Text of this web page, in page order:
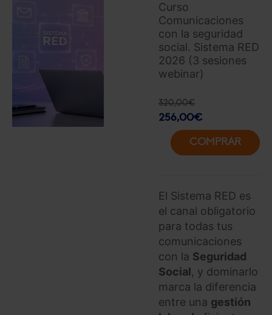
Curso
Comunicaciones
con la seguridad
social. Sistema RED
2026 (3 sesiones
webinar)
320,00€
256,00€
COMPRAR
El Sistema RED es
el canal obligatorio
para todas tus
comunicaciones
con la Seguridad
Social, y dominarlo
marca la diferencia
entre una gestión